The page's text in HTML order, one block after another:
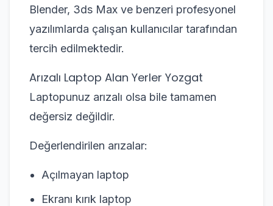
Blender, 3ds Max ve benzeri profesyonel
yazılımlarda çalışan kullanıcılar tarafından
tercih edilmektedir.
Arızalı Laptop Alan Yerler Yozgat
Laptopunuz arızalı olsa bile tamamen
değersiz değildir.
Değerlendirilen arızalar:
Açılmayan laptop
Ekranı kırık laptop